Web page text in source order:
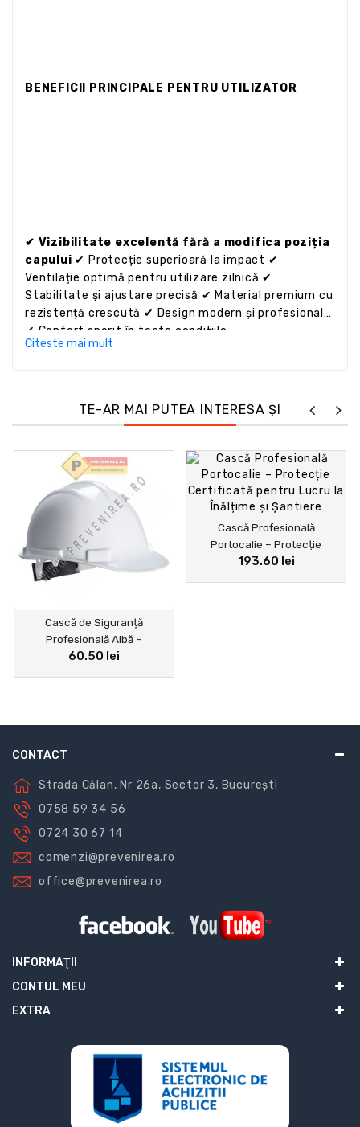
BENEFICII PRINCIPALE PENTRU UTILIZATOR
✔ Vizibilitate excelentă fără a modifica poziția
capului ✔ Protecție superioară la impact ✔
Ventilație optimă pentru utilizare zilnică ✔
Stabilitate și ajustare precisă ✔ Material premium cu
rezistență crescută ✔ Design modern și profesional
✔ Confort sporit în toate condițiile .
Citeste mai mult
TE-AR MAI PUTEA INTERESA ȘI
Cască de Siguranță
Profesională Albă –
Personalizată cu Numele Sau
60.50 lei
Cască Profesională
Portocalie – Protecție
Certificată pentru Lucru la
193.60 lei
CONTACT
Strada Călan, Nr 26a, Sector 3, București
0758 59 34 56
0724 30 67 14
comenzi@prevenirea.ro
office@prevenirea.ro
INFORMAŢII
CONTUL MEU
EXTRA